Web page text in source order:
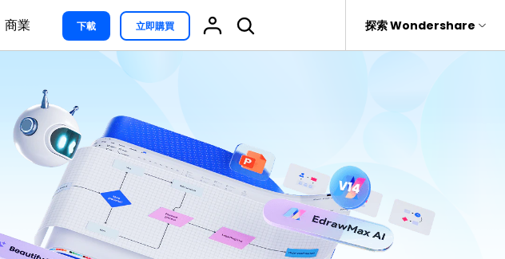
實用工具
Recoverit
遺失檔案救援。
關於我們
新聞中心
商店
Filmora
UniConverter
新聞中心 商店 支援 探索 Wondershare
工具
設計用途
平面圖
資訊圖
尚設計
科學插圖
家系圖
圖標
報告
免費可編輯家族樹範例 >
免費可編輯的供應鏈圖範例 >
精選9款Excel甘特圖範本 >
文氏圖符號與集合符號 >
10款實用的Excel WBS範本 >
教程 >
商業 下載 立即購買